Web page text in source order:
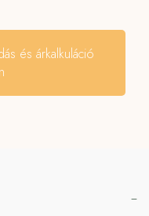
és árkalkuláció